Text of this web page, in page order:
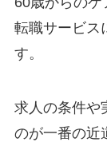
転職サービス
す。
求人の条件や
のが一番の近